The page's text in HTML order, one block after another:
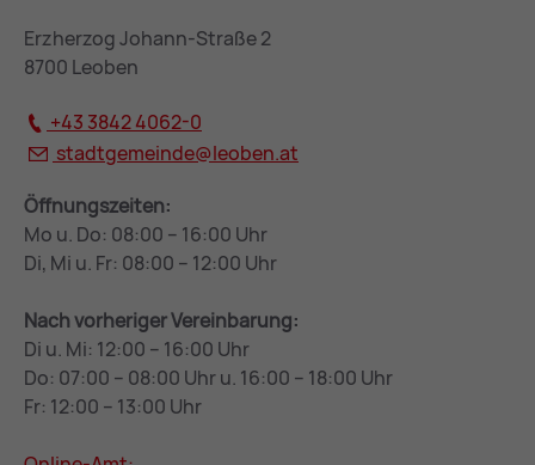
Erzherzog Johann-Straße 2
8700 Leoben
+43 3842 4062-0
stadtgemeinde@leoben.at
Öffnungszeiten:
Mo u. Do: 08:00 – 16:00 Uhr
Di, Mi u. Fr: 08:00 – 12:00 Uhr
Nach vorheriger Vereinbarung:
Di u. Mi: 12:00 – 16:00 Uhr
Do: 07:00 – 08:00 Uhr u. 16:00 – 18:00 Uhr
Fr: 12:00 – 13:00 Uhr